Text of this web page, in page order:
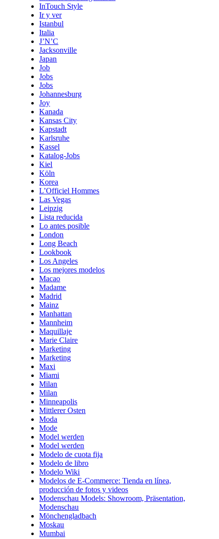
InTouch Style
Ir y ver
Istanbul
Italia
J’N’C
Jacksonville
Japan
Job
Jobs
Jobs
Johannesburg
Joy
Kanada
Kansas City
Kapstadt
Karlsruhe
Kassel
Katalog-Jobs
Kiel
Köln
Korea
L’Officiel Hommes
Las Vegas
Leipzig
Lista reducida
Lo antes posible
London
Long Beach
Lookbook
Los Angeles
Los mejores modelos
Macao
Madame
Madrid
Mainz
Manhattan
Mannheim
Maquillaje
Marie Claire
Marketing
Marketing
Maxi
Miami
Milan
Milan
Minneapolis
Mittlerer Osten
Moda
Mode
Model werden
Model werden
Modelo de cuota fija
Modelo de libro
Modelo Wiki
Modelos de E-Commerce: Tienda en línea,
producción de fotos y videos
Modenschau Models: Showroom, Präsentation,
Modenschau
Mönchengladbach
Moskau
Mumbai